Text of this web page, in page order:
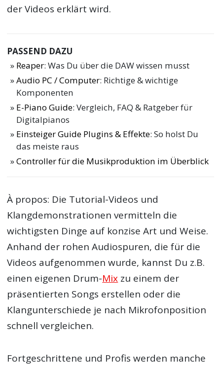
der Videos erklärt wird.
PASSEND DAZU
Reaper: Was Du über die DAW wissen musst
Audio PC / Computer: Richtige & wichtige
Komponenten
E-Piano Guide: Vergleich, FAQ & Ratgeber für
Digitalpianos
Einsteiger Guide Plugins & Effekte: So holst Du
das meiste raus
Controller für die Musikproduktion im Überblick
À propos: Die Tutorial-Videos und
Klangdemonstrationen vermitteln die
wichtigsten Dinge auf konzise Art und Weise.
Anhand der rohen Audiospuren, die für die
Videos aufgenommen wurde, kannst Du z.B.
einen eigenen Drum-Mix zu einem der
präsentierten Songs erstellen oder die
Klangunterschiede je nach Mikrofonposition
schnell vergleichen.
Fortgeschrittene und Profis werden manche